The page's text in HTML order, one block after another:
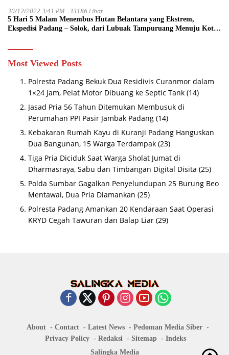
30/12/2022 3:41 PM 33186 Lihat
5 Hari 5 Malam Menembus Hutan Belantara yang Ekstrem,
Ekspedisi Padang – Solok, dari Lubuak Tampuruang Menuju Koto
Most Viewed Posts
Polresta Padang Bekuk Dua Residivis Curanmor dalam
1×24 Jam, Pelat Motor Dibuang ke Septic Tank (14)
Jasad Pria 56 Tahun Ditemukan Membusuk di
Perumahan PPI Pasir Jambak Padang (14)
Kebakaran Rumah Kayu di Kuranji Padang Hanguskan
Dua Bangunan, 15 Warga Terdampak (23)
Tiga Pria Diciduk Saat Warga Sholat Jumat di
Dharmasraya, Sabu dan Timbangan Digital Disita (25)
Polda Sumbar Gagalkan Penyelundupan 25 Burung Beo
Mentawai, Dua Pria Diamankan (25)
Polresta Padang Amankan 20 Kendaraan Saat Operasi
KRYD Cegah Tawuran dan Balap Liar (29)
About Contact Latest News
Pedoman Media Siber
Privacy Policy
Redaksi Sitemap
Indeks
Salingka Media